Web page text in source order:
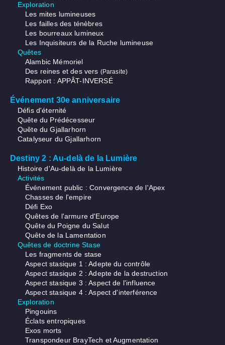
Exploration
Les mites lumineuses
Les failles des ténèbres
Les bourreaux lumineux
Les Inquisiteurs de la Ruche lumineuse
Quêtes
Alambic Mémoriel
Des reines et des vers (Parasite)
Rapport : APPÂT-INVERSÉ
Événement 30e anniversaire
Défis d'éternité
Quête du Prédécesseur
Quête du Gjallarhorn
Catalyseur du Gjallarhorn
Destiny 2 : Au-delà de la Lumière
Histoire d'Au-delà de la Lumière
Activités
Événement public : Convergence de l'Apex
Chasses de l'empire
Défi Exo
Quêtes de l'armure d'Europe
Quête du Poigne du Salut
Quête de la Lamentation
Quêtes de doctrine Stase
Les fragments de stase
Aspect stasique 1 : Adepte du contrôle
Aspect stasique 2 : Adepte de la destruction
Aspect stasique 3 : Aspect de l'influence
Aspect stasique 4 : Aspect d'interférence
Exploration
Pingouins
Éclats entropiques
Exos morts
Transpondeur BrayTech et Augmentation